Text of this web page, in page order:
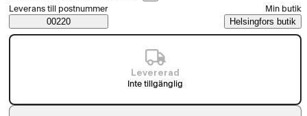
Saatavuustiedot
Välj beställningssätt
Leverans till postnummer
00220
Min butik
Helsingfors butik
Levererad
Inte tillgänglig